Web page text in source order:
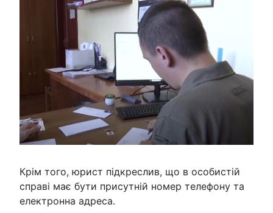
Крім того, юрист підкреслив, що в особистій
справі має бути присутній номер телефону та
електронна адреса.